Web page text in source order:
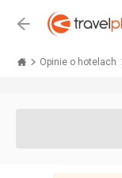
Wstecz
Opinie o hotelach